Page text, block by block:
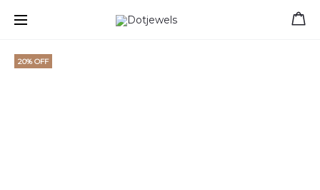
20% OFF